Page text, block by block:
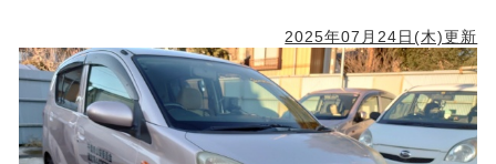
2025年07月24日(木)更新